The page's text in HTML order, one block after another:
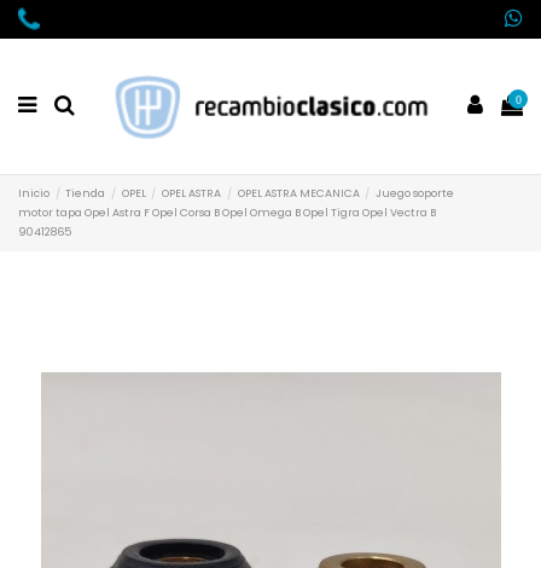
0
Inicio Tienda OPEL OPEL ASTRA OPEL ASTRA MECANICA
Juego soporte
motor tapa Opel Astra F Opel Corsa B Opel Omega B Opel Tigra Opel Vectra B
90412865